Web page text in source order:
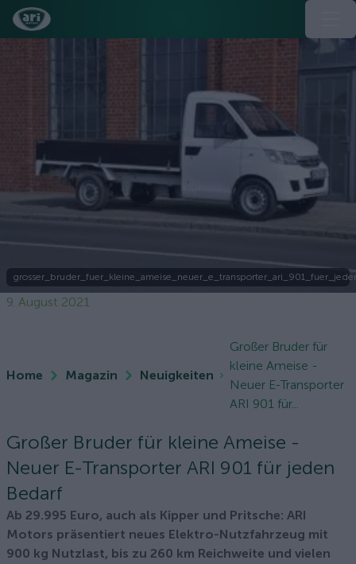
9. August 2021
Home Magazin Neuigkeiten
Großer Bruder für
kleine Ameise -
Neuer E-Transporter
ARI 901 für...
Großer Bruder für kleine Ameise -
Neuer E-Transporter ARI 901 für jeden
Bedarf
Ab 29.995 Euro, auch als Kipper und Pritsche: ARI
Motors präsentiert neues Elektro-Nutzfahrzeug mit
900 kg Nutzlast, bis zu 260 km Reichweite und vielen